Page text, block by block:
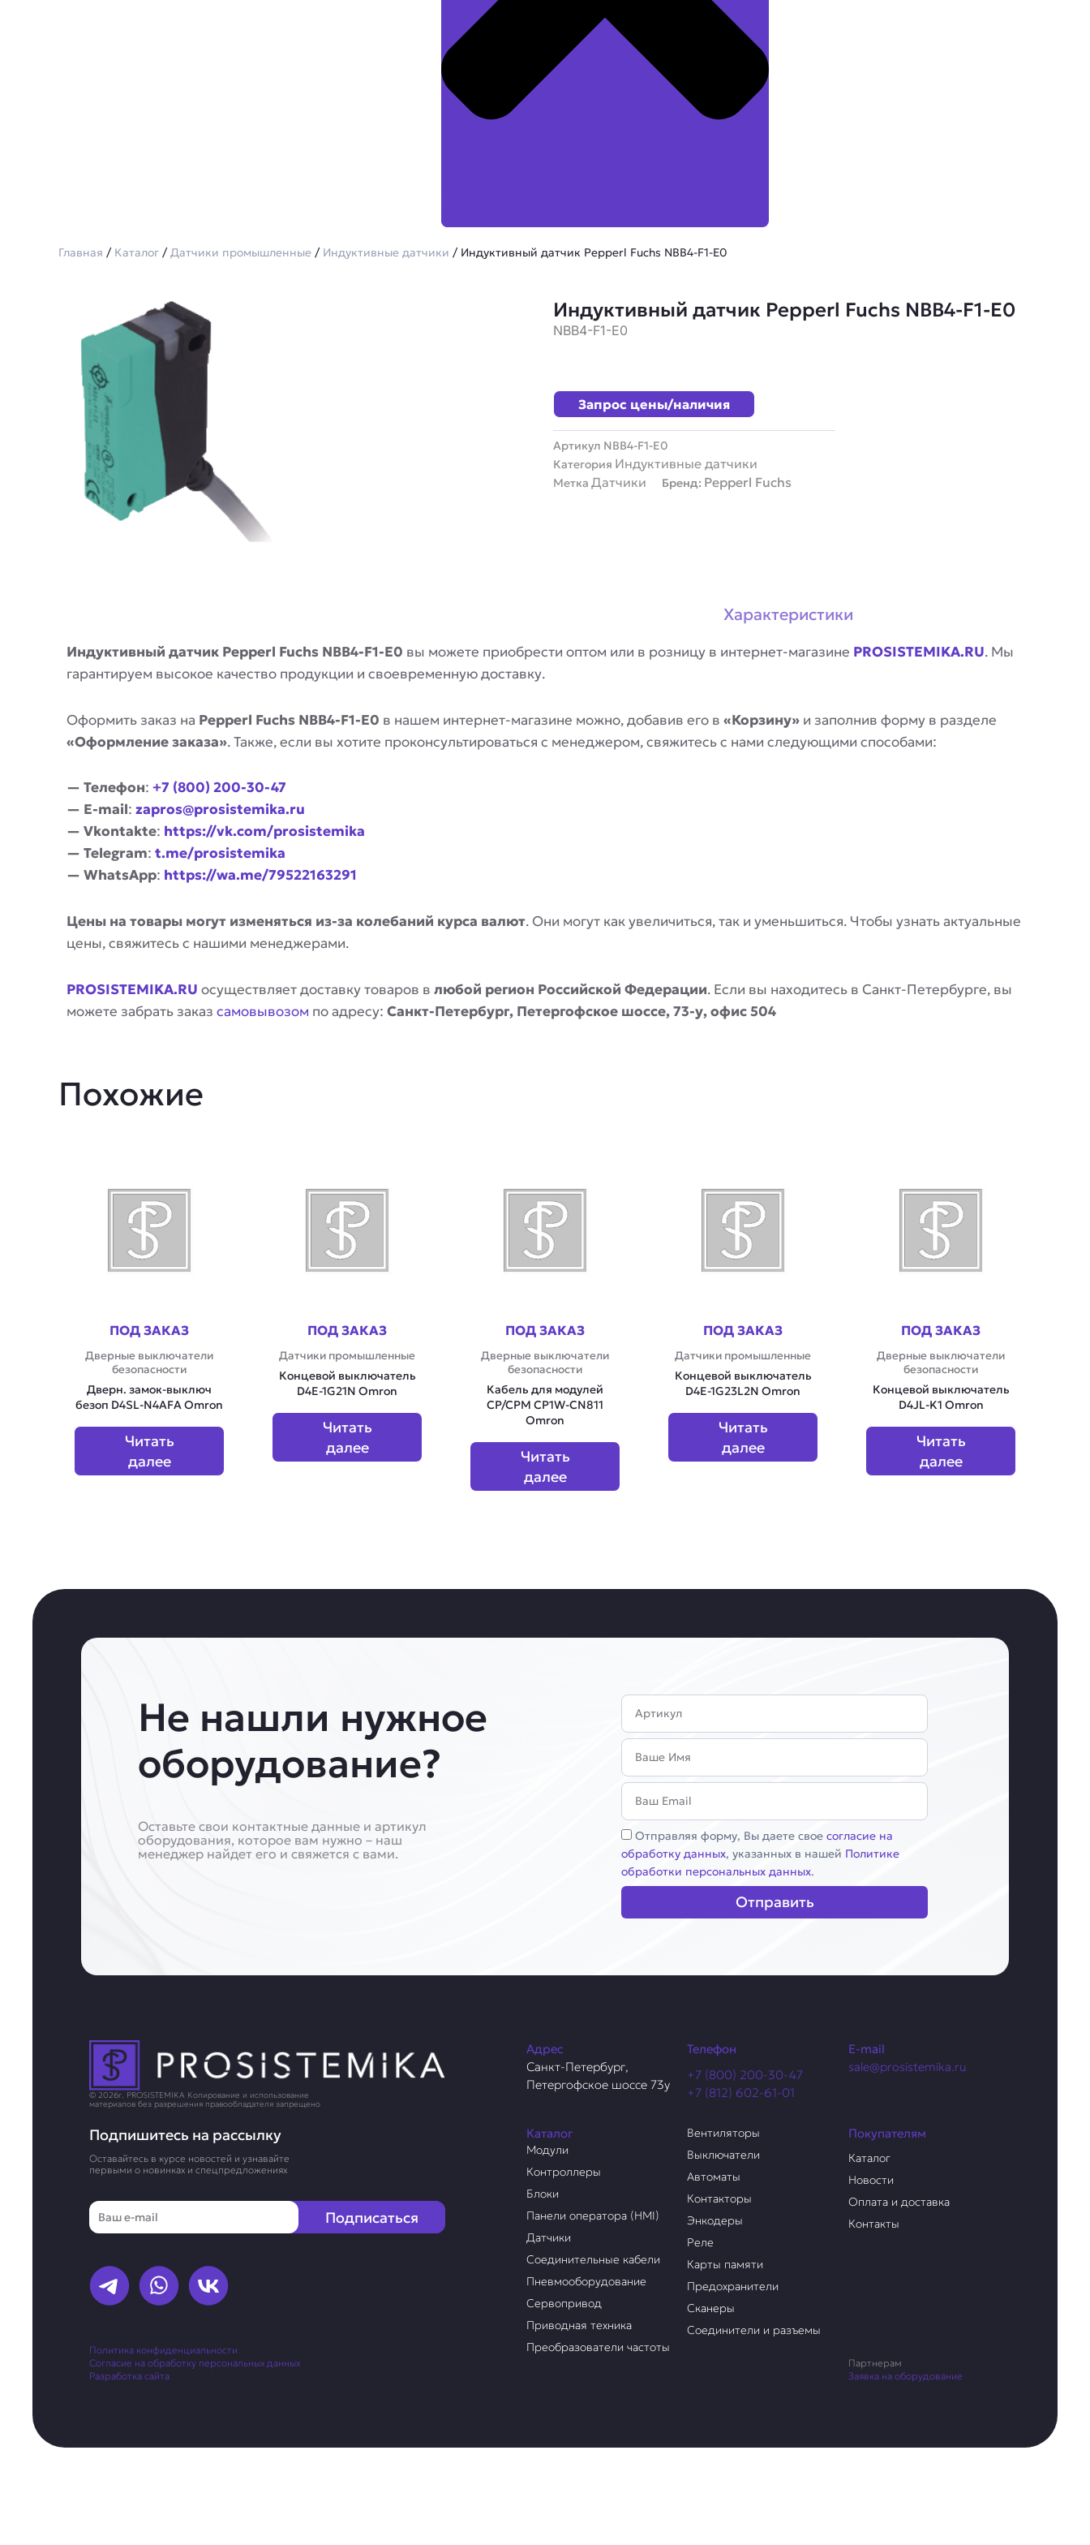
Главная / Каталог /Датчики промышленные / Индуктивные датчики / Индуктивный датчик Pepperl Fuchs NBB4-F1-E0
Индуктивный датчик Pepperl Fuchs NBB4-F1-E0
NBB4-F1-E0
Запрос цены/наличия
Артикул NBB4-F1-E0
Категория Индуктивные датчики
Метка Датчики Бренд: Pepperl Fuchs
Характеристики
Индуктивный датчик Pepperl Fuchs NBB4-F1-E0 вы можете приобрести оптом или в розницу в интернет-магазине PROSISTEMIKA.RU. Мы
гарантируем высокое качество продукции и своевременную доставку.
Оформить заказ на Pepperl Fuchs NBB4-F1-E0 в нашем интернет-магазине можно, добавив его в «Корзину» и заполнив форму в разделе
«Оформление заказа». Также, если вы хотите проконсультироваться с менеджером, свяжитесь с нами следующими способами:
— Телефон: +7 (800) 200-30-47
— E-mail: zapros@prosistemika.ru
— Vkontakte: https://vk.com/prosistemika
— Telegram: t.me/prosistemika
— WhatsApp: https://wa.me/79522163291
Цены на товары могут изменяться из-за колебаний курса валют. Они могут как увеличиться, так и уменьшиться. Чтобы узнать актуальные
цены, свяжитесь с нашими менеджерами.
PROSISTEMIKA.RU осуществляет доставку товаров в любой регион Российской Федерации. Если вы находитесь в Санкт-Петербурге, вы
можете забрать заказ самовывозом по адресу: Санкт-Петербург, Петергофское шоссе, 73-у, офис 504
Похожие
ПОД ЗАКАЗ
Дверные выключатели
безопасности
Дверн. замок-выключ
безоп D4SL-N4AFA Omron
Читать
далее
ПОД ЗАКАЗ
Датчики промышленные
Концевой выключатель
D4E-1G21N Omron
Читать
далее
ПОД ЗАКАЗ
Дверные выключатели
безопасности
Кабель для модулей
CP/CPM CP1W-CN811
Omron
Читать
далее
ПОД ЗАКАЗ
Датчики промышленные
Концевой выключатель
D4E-1G23L2N Omron
Читать
далее
ПОД ЗАКАЗ
Дверные выключатели
безопасности
Концевой выключатель
D4JL-K1 Omron
Читать
далее
Не нашли нужное
оборудование?
Оставьте свои контактные данные и артикул
оборудования, которое вам нужно – наш
менеджер найдет его и свяжется с вами.
Артикул
Имя
Email
Соглашение
Отправляя форму, Вы даете своесогласие на
обработку данных, указанных в нашей Политике
обработки персональных данных.
Отправить
© 2026г. PROSISTEMIKA Копирование и использование
материалов без разрешения правообладателя запрещено
Адрес
Санкт-Петербург,
Петергофское шоссе 73у
Телефон
+7 (800) 200-30-47
+7 (812) 602-61-01
E-mail
sale@prosistemika.ru
Подпишитесь на рассылку
Оставайтесь в курсе новостей и узнавайте
первыми о новинках и спецпредложениях
Email
Подписаться
Политика конфиденциальности
Согласие на обработку персональных данных
Разработка сайта
Каталог
Модули
Контроллеры
Блоки
Панели оператора (HMI)
Датчики
Соединительные кабели
Пневмооборудование
Сервопривод
Приводная техника
Преобразователи частоты
Вентиляторы
Выключатели
Автоматы
Контакторы
Энкодеры
Реле
Карты памяти
Предохранители
Сканеры
Соединители и разъемы
Покупателям
Каталог
Новости
Оплата и доставка
Контакты
Партнерам
Заявка на оборудование